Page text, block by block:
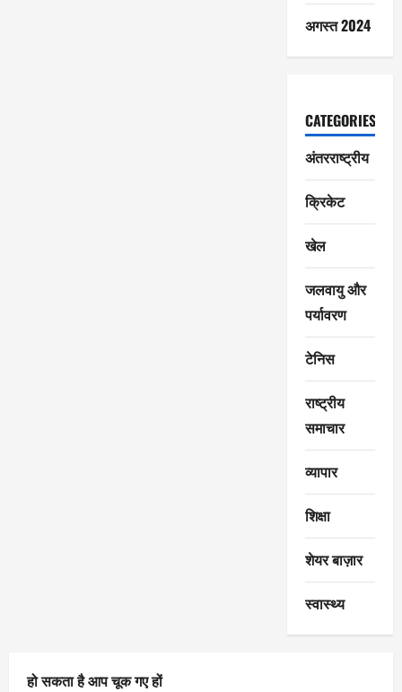
अगस्त 2024
CATEGORIES
अंतरराष्ट्रीय
क्रिकेट
खेल
जलवायु और
पर्यावरण
टेनिस
राष्ट्रीय
समाचार
व्यापार
शिक्षा
शेयर बाज़ार
स्वास्थ्य
हो सकता है आप चूक गए हों